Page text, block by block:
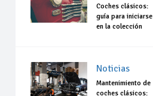
Coches clásicos:
guía para iniciarse
en la colección
Noticias
Mantenimiento de
coches clásicos: